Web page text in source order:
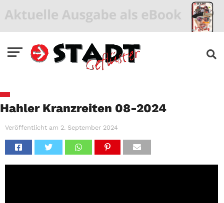
Hahler Kranzreiten 08-2024
Veröffentlicht am 2. September 2024